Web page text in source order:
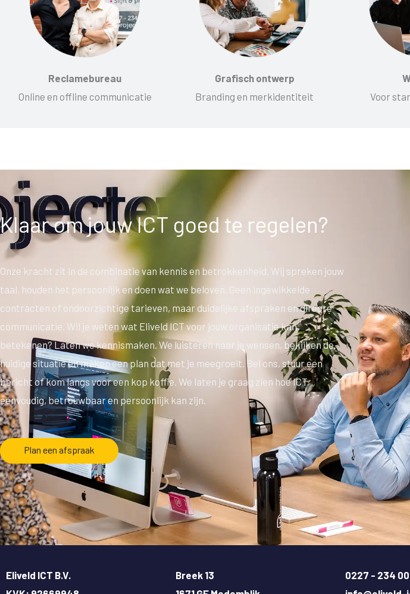
Reclamebureau
Online en offline communicatie
Grafisch ontwerp
Branding en merkidentiteit
Voor
Klaar om jouw ICT goed te regelen?
Onze kracht zit in de combinatie van kennis en betrokkenheid. Wij spreken jouw
taal, houden het persoonlijk en doen wat we beloven. Geen ingewikkelde
contracten of ondoorzichtige tarieven, maar duidelijke afspraken en directe
communicatie. Wil je weten wat Eliveld ICT voor jouw organisatie kan
betekenen? Laten we kennismaken. We luisteren naar je wensen, bekijken de
huidige situatie en maken een plan dat met je meegroeit. Bel ons, stuur een
bericht of kom langs voor een kop koffie. We laten je graag zien hoe ICT
eenvoudig, betrouwbaar en persoonlijk kan zijn.
Plan een afspraak
Eliveld ICT B.V.
Breek 13
0227 - 234